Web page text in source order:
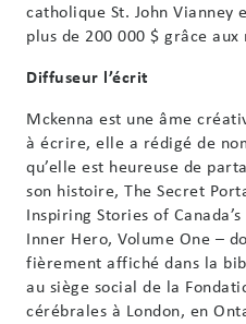
catholique St. John
plus de 200 000 $ grâce
Diffuseur l’écrit
Mckenna est une âme
à écrire, elle a rédigé de
qu’elle est heureuse de
son histoire, The Secret
Inspiring Stories of
Inner Hero, Volume One –
fièrement affiché dans la
au siège social de la
cérébrales à London, en